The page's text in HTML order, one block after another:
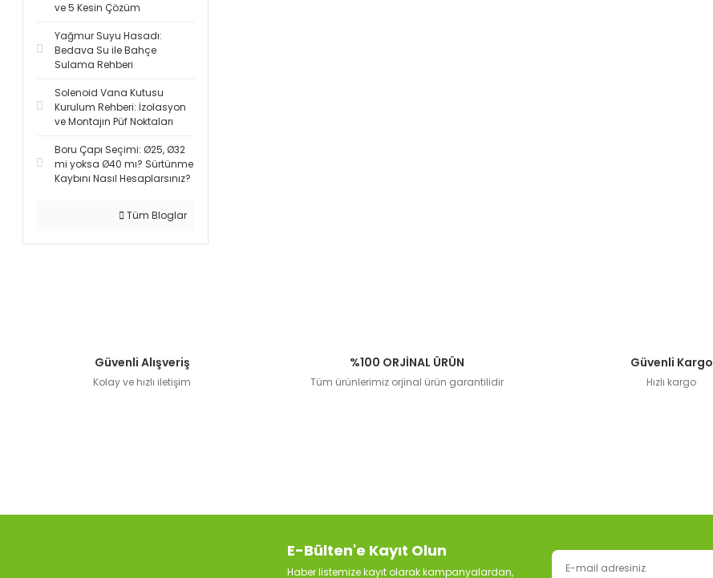
ve 5 Kesin Çözüm
Yağmur Suyu Hasadı:
Bedava Su ile Bahçe
Sulama Rehberi
Solenoid Vana Kutusu
Kurulum Rehberi: İzolasyon
ve Montajın Püf Noktaları
Boru Çapı Seçimi: Ø25, Ø32
mi yoksa Ø40 mı? Sürtünme
Kaybını Nasıl Hesaplarsınız?
Tüm Bloglar
Güvenli Alışveriş
Kolay ve hızlı iletişim
%100 ORJİNAL ÜRÜN
Tüm ürünlerimiz orjinal ürün garantilidir
Güvenli Kargo
Hızlı kargo
E-Bülten'e Kayıt Olun
Haber listemize kayıt olarak kampanyalardan,